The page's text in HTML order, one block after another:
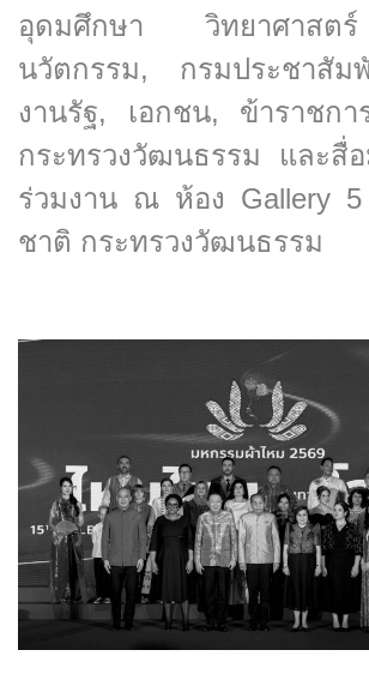
อุดมศึกษา วิทยาศาสต
นวัตกรรม, กรมประชาสั
งานรัฐ, เอกชน, ข้าราชกา
กระทรวงวัฒนธรรม และสื่
ร่วมงาน ณ ห้อง Gallery
ชาติ กระทรวงวัฒนธรรม